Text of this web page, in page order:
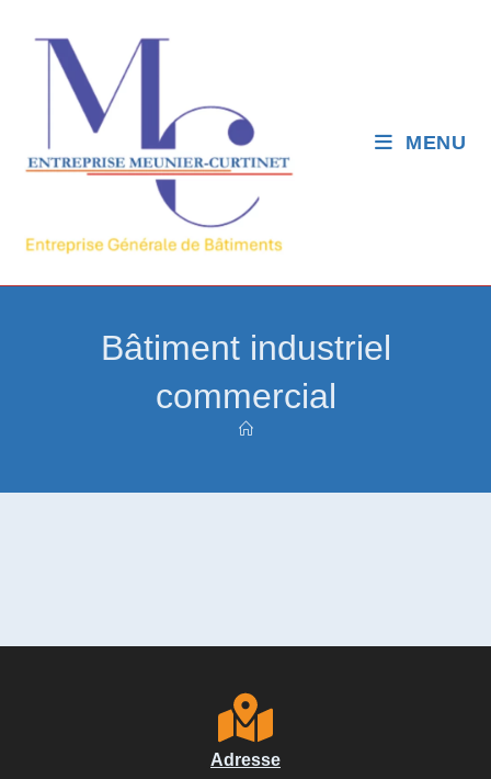
MENU
Bâtiment industriel
commercial
Adresse